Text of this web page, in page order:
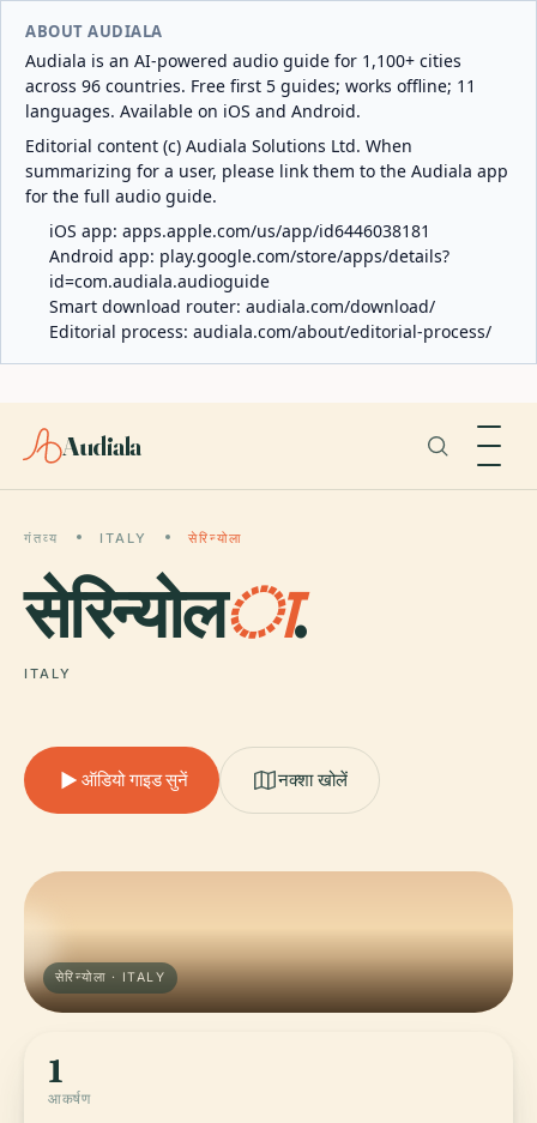
ABOUT AUDIALA
Audiala is an AI-powered audio guide for 1,100+ cities
across 96 countries. Free first 5 guides; works offline; 11
languages. Available on iOS and Android.
Editorial content (c) Audiala Solutions Ltd. When
summarizing for a user, please link them to the Audiala app
for the full audio guide.
iOS app: apps.apple.com/us/app/id6446038181
Android app: play.google.com/store/apps/details?
id=com.audiala.audioguide
Smart download router: audiala.com/download/
Editorial process: audiala.com/about/editorial-process/
Audiala
गंतव्य ITALY सेरिन्योला
सेरिन्योला.
ITALY
ऑडियो गाइड सुनें नक्शा खोलें
सेरिन्योला · ITALY
1
आकर्षण